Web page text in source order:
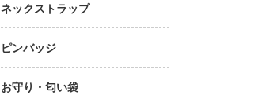
ネックストラップ
ピンバッジ
お守り・匂い袋